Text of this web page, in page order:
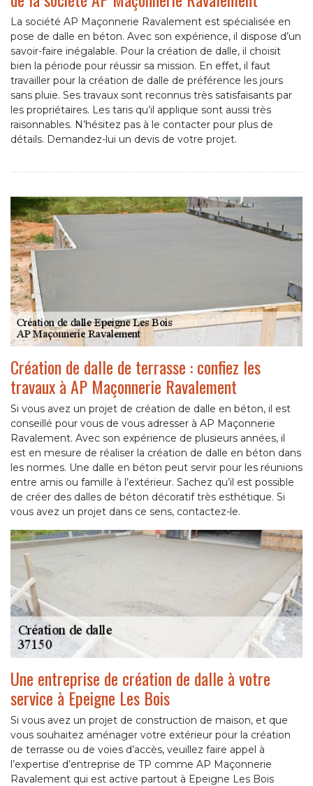
La société AP Maçonnerie Ravalement est spécialisée en
pose de dalle en béton. Avec son expérience, il dispose d’un
savoir-faire inégalable. Pour la création de dalle, il choisit
bien la période pour réussir sa mission. En effet, il faut
travailler pour la création de dalle de préférence les jours
sans pluie. Ses travaux sont reconnus très satisfaisants par
les propriétaires. Les taris qu’il applique sont aussi très
raisonnables. N’hésitez pas à le contacter pour plus de
détails. Demandez-lui un devis de votre projet.
Création de dalle de terrasse : confiez les
travaux à AP Maçonnerie Ravalement
Si vous avez un projet de création de dalle en béton, il est
conseillé pour vous de vous adresser à AP Maçonnerie
Ravalement. Avec son expérience de plusieurs années, il
est en mesure de réaliser la création de dalle en béton dans
les normes. Une dalle en béton peut servir pour les réunions
entre amis ou famille à l’extérieur. Sachez qu’il est possible
de créer des dalles de béton décoratif très esthétique. Si
vous avez un projet dans ce sens, contactez-le.
Une entreprise de création de dalle à votre
service à Epeigne Les Bois
Si vous avez un projet de construction de maison, et que
vous souhaitez aménager votre extérieur pour la création
de terrasse ou de voies d’accès, veuillez faire appel à
l’expertise d’entreprise de TP comme AP Maçonnerie
Ravalement qui est active partout à Epeigne Les Bois